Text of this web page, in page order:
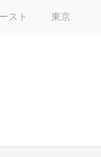
スト 東京